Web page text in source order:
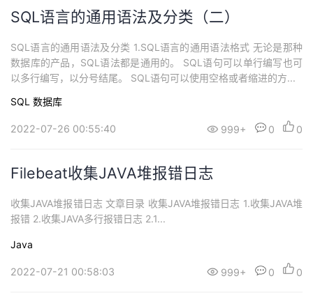
SQL语言的通用语法及分类（二）
SQL语言的通用语法及分类 1.SQL语言的通用语法格式 无论是那种
数据库的产品，SQL语法都是通用的。 SQL语句可以单行编写也可
以多行编写，以分号结尾。 SQL语句可以使用空格或者缩进的方...
SQL 数据库
2022-07-26 00:55:40 999+ 0 0
Filebeat收集JAVA堆报错日志
收集JAVA堆报错日志 文章目录 收集JAVA堆报错日志 1.收集JAVA堆
报错 2.收集JAVA多行报错日志 2.1...
Java
2022-07-21 00:58:03 999+ 0 0